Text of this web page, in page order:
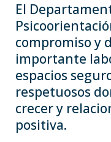
El
compromiso y
importante
espacios
respetuosos
crecer y
positiva.